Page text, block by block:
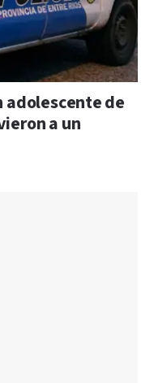
adolescente de
a un